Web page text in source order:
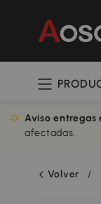
Aviso entregas
afectadas.
Volver /